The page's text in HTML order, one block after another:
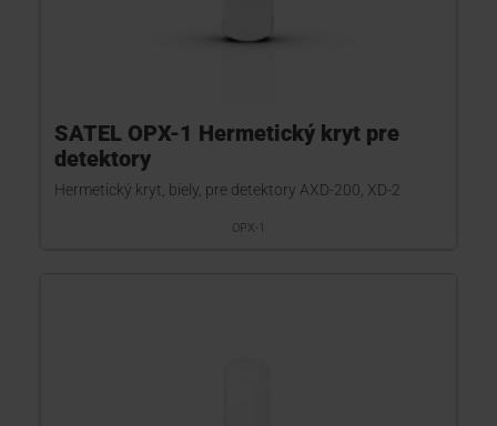
SATEL OPX-1 Hermetický kryt pre
detektory
Hermetický kryt, biely, pre detektory AXD-200, XD-2
OPX-1